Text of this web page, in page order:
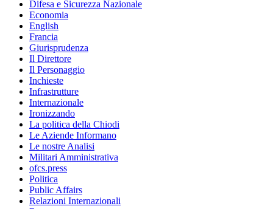
Difesa e Sicurezza Nazionale
Economia
English
Francia
Giurisprudenza
Il Direttore
Il Personaggio
Inchieste
Infrastrutture
Internazionale
Ironizzando
La politica della Chiodi
Le Aziende Informano
Le nostre Analisi
Militari Amministrativa
ofcs.press
Politica
Public Affairs
Relazioni Internazionali